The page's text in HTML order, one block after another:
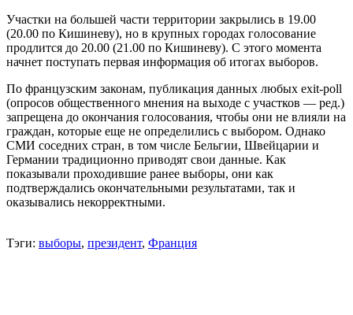
Участки на большей части территории закрылись в 19.00
(20.00 по Кишиневу), но в крупных городах голосование
продлится до 20.00 (21.00 по Кишиневу). С этого момента
начнет поступать первая информация об итогах выборов.
По французским законам, публикация данных любых exit-poll
(опросов общественного мнения на выходе с участков — ред.)
запрещена до окончания голосования, чтобы они не влияли на
граждан, которые еще не определились с выбором. Однако
СМИ соседних стран, в том числе Бельгии, Швейцарии и
Германии традиционно приводят свои данные. Как
показывали проходившие ранее выборы, они как
подтверждались окончательными результатами, так и
оказывались некорректными.
Тэги: выборы, президент, Франция